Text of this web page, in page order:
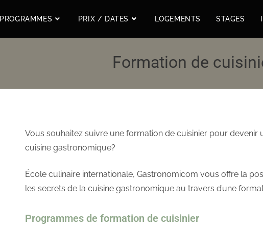
PROGRAMMES PRIX / DATES LOGEMENTS STAGES
Formation de
Vous souhaitez suivre une formation de cuisinier pour devenir
cuisine gastronomique?
École culinaire internationale, Gastronomicom vous offre la
les secrets de la cuisine gastronomique au travers d’une
Programmes de formation de cuisinier